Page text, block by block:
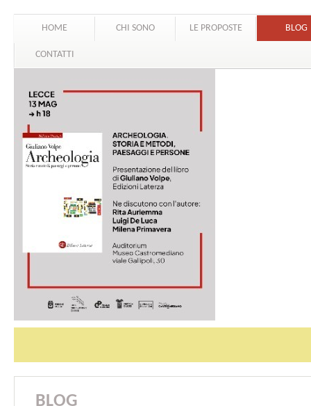
HOME CHI SONO LE PROPOSTE BLOG
CONTATTI
BLOG